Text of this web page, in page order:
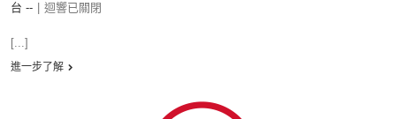
台 --
迴響已關閉
[...]
進一步了解